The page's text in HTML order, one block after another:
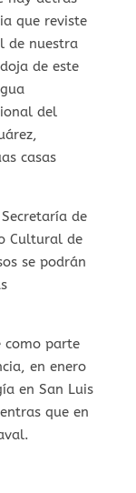
que reviste
de nuestra
de este
del
casas
de
Cultural de
se podrán
como parte
en enero
en San Luis
que en